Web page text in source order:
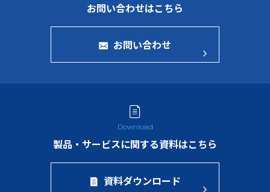
お問い合わせはこちら
お問い合わせ
製品・サービスに関する資料はこちら
資料ダウンロード